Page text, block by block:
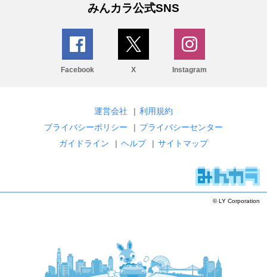
みんカラ公式SNS
Facebook X Instagram
運営会社 | 利用規約
プライバシーポリシー
| プライバシーセンター
ガイドライン
| ヘルプ | サイトマップ
© LY Corporation